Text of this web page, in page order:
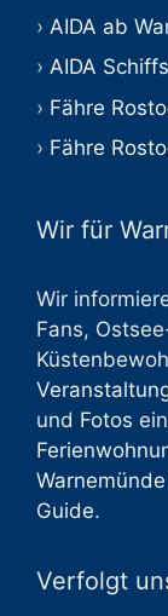
AIDA ab
AIDA
Fähre
Fähre
Wir für
Wir
Fans,
und Fotos
Warnemünde
Guide.
Verfolgt